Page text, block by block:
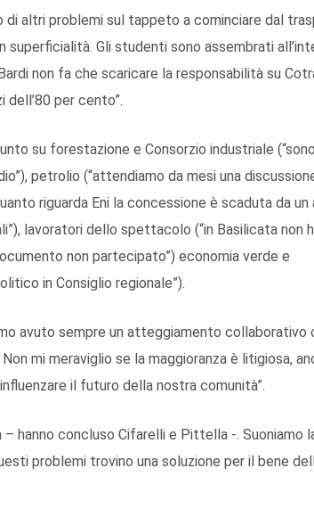
altri problemi sul tappeto a cominciare dal
Gli studenti sono assembrati
non fa che scaricare la responsabilità su
per cento”.
su forestazione e Consorzio industriale
petrolio (“attendiamo da mesi una
riguarda Eni la concessione è scaduta da un
lavoratori dello spettacolo (“in Basilicata non
non partecipato”) economia verde e
in Consiglio regionale”).
avuto sempre un atteggiamento collaborativo
mi meraviglio se la maggioranza è litigiosa,
il futuro della nostra comunità”.
hanno concluso Cifarelli e Pittella -. Suoniamo
problemi trovino una soluzione per il bene